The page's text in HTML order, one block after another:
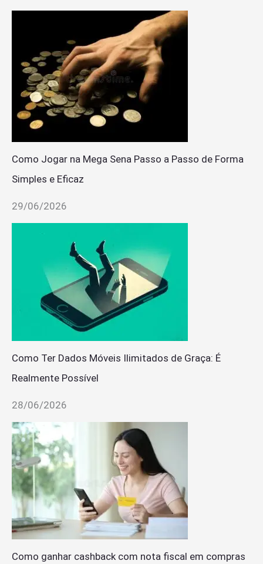
Como Jogar na Mega Sena Passo a Passo de Forma
Simples e Eficaz
29/06/2026
Como Ter Dados Móveis Ilimitados de Graça: É
Realmente Possível
28/06/2026
Como ganhar cashback com nota fiscal em compras